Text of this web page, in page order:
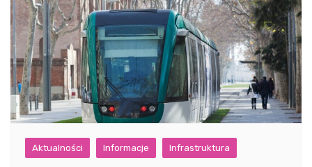
Aktualności Informacje Infrastruktura